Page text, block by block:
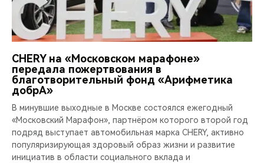
CHERY на «Московском марафоне»
передала пожертвования в
благотворительный фонд «Арифметика
добрА»
В минувшие выходные в Москве состоялся ежегодный
«Московский Марафон», партнёром которого второй год
подряд выступает автомобильная марка CHERY, активно
популяризирующая здоровый образ жизни и развитие
инициатив в области социального вклада и